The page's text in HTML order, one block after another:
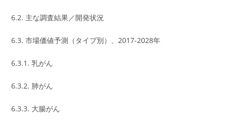
6.2. 主な調査結果／開発状況
6.3. 市場価値予測（タイプ別）、2017-2028年
6.3.1. 乳がん
6.3.2. 肺がん
6.3.3. 大腸がん